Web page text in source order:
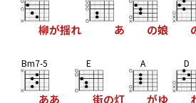
柳が揺れ あ の娘
Bm7-5
ああ
E
街の灯
A
がゆ
D